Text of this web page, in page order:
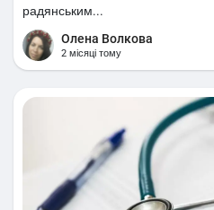
радянським...
Олена Волкова
2 місяці тому